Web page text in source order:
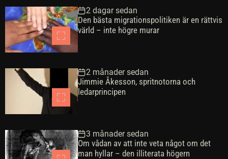
2 dagar sedan
Den bästa migrationspolitiken är en rättvis
värld – inte högre murar
2 månader sedan
Jimmie Åkesson, spritnotorna och
ledarprincipen
3 månader sedan
Om vådan av att inte veta något om det
man hyllar – den illiterata högern